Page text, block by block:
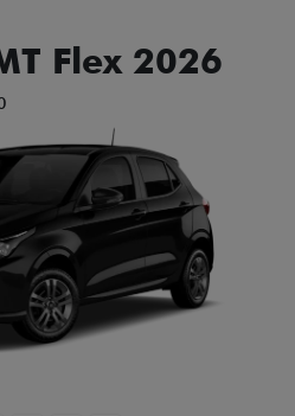
Flex 2026